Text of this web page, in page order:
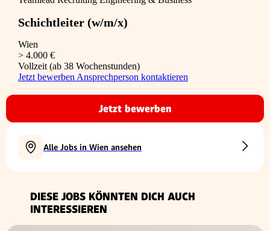
Schichtleiter (w/m/x)
Wien
> 4.000 €
Vollzeit (ab 38 Wochenstunden)
Jetzt bewerbenAnsprechperson kontaktieren
Jetzt bewerben
Alle Jobs in Wien ansehen
DIESE JOBS KÖNNTEN DICH AUCH
INTERESSIEREN